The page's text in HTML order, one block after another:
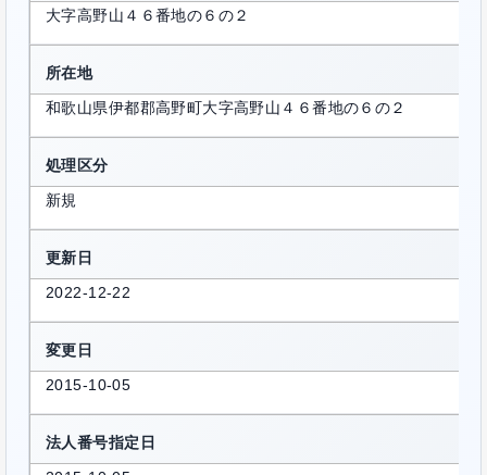
大字高野山４６番地の６の２
所在地
和歌山県伊都郡高野町大字高野山４６番地の６の２
処理区分
新規
更新日
2022-12-22
変更日
2015-10-05
法人番号指定日